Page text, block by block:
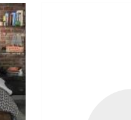
назвать и то, что
выбора
—
недорого можно в
достойным украшением